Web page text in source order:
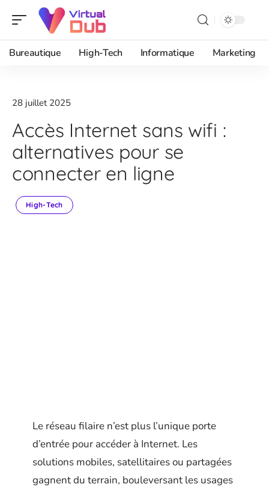
Bureautique High-Tech Informatique Marketing
28 juillet 2025
Accès Internet sans wifi :
alternatives pour se
connecter en ligne
High-Tech
Le réseau filaire n’est plus l’unique porte
d’entrée pour accéder à Internet. Les
solutions mobiles, satellitaires ou partagées
gagnent du terrain, bouleversant les usages